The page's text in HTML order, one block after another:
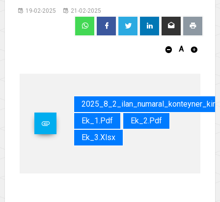
19-02-2025 21-02-2025
A
Ek_1.pdf
Ek_2.pdf
Ek_3.xlsx